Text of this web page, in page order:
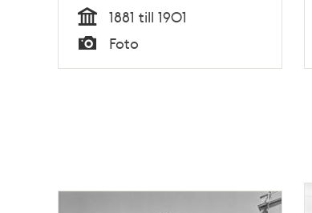
Tid
1881 till 1901
Typ
Foto